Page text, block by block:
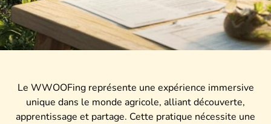
Le WWOOFing représente une expérience immersive
unique dans le monde agricole, alliant découverte,
apprentissage et partage. Cette pratique nécessite une